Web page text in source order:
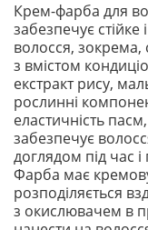
Крем-фарба для
забезпечує стійке
волосся,
з вмістом
екстракт рису,
рослинні
еластичність
забезпечує
доглядом під час
Фарба має
розподіляється
з окислювачем в